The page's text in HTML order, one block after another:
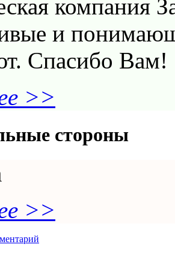
компания
и
Спасибо Вам!
>>
стороны
>>